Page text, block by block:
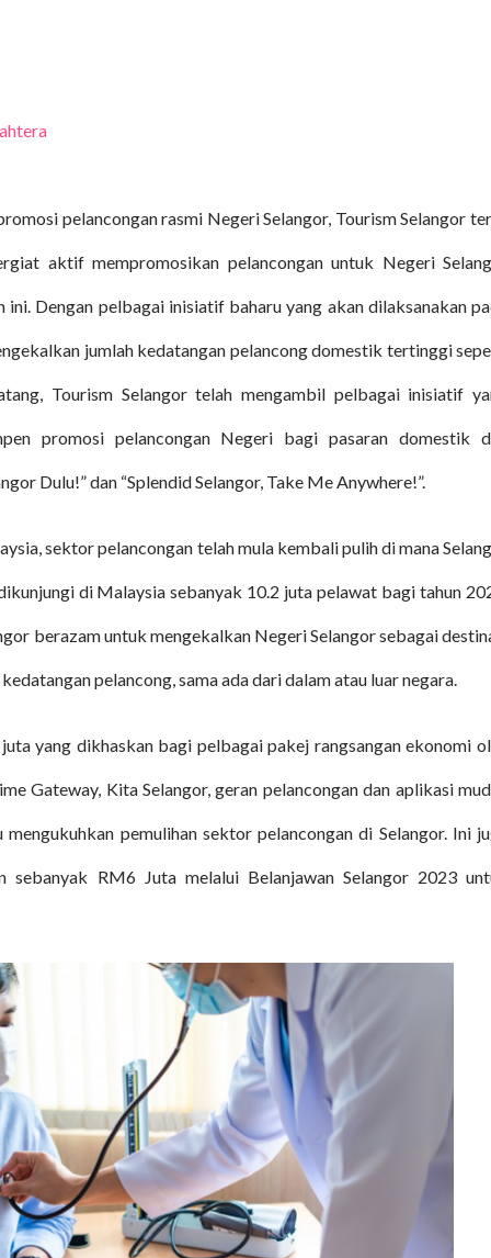
pelancongan rasmi Negeri Selangor, Tourism Selangor
aktif mempromosikan pelancongan untuk Negeri
Dengan pelbagai inisiatif baharu yang akan dilaksanakan
jumlah kedatangan pelancong domestik tertinggi
Tourism Selangor telah mengambil pelbagai inisiatif
promosi pelancongan Negeri bagi pasaran domestik
Dulu!” dan “Splendid Selangor, Take Me Anywhere!”.
sektor pelancongan telah mula kembali pulih di mana
di Malaysia sebanyak 10.2 juta pelawat bagi tahun
berazam untuk mengekalkan Negeri Selangor sebagai
pelancong, sama ada dari dalam atau luar negara.
yang dikhaskan bagi pelbagai pakej rangsangan ekonomi
Gateway, Kita Selangor, geran pelancongan dan aplikasi
pemulihan sektor pelancongan di Selangor. Ini
sebanyak RM6 Juta melalui Belanjawan Selangor 2023